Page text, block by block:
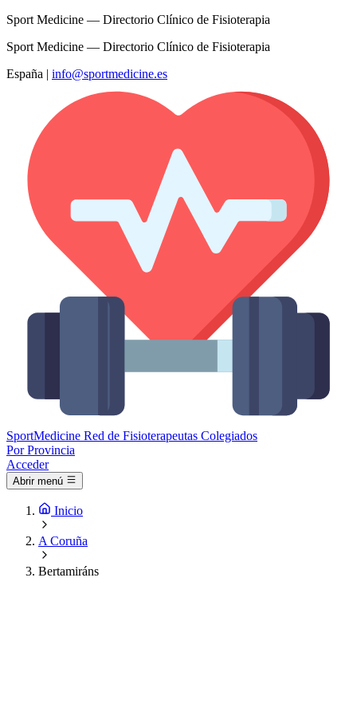
Sport Medicine — Directorio Clínico de Fisioterapia
Sport Medicine — Directorio Clínico de Fisioterapia
España | info@sportmedicine.es
SportMedicine Red de Fisioterapeutas Colegiados
Por Provincia
Acceder
Abrir menú
Inicio
A Coruña
Bertamiráns